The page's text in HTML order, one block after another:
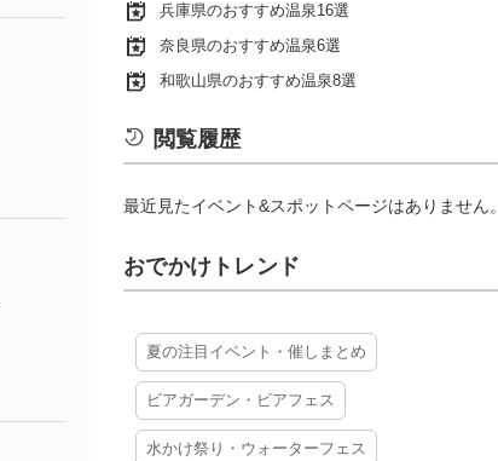
兵庫県のおすすめ温泉16選
奈良県のおすすめ温泉6選
和歌山県のおすすめ温泉8選
閲覧履歴
最近見たイベント&スポットページはありません。
おでかけトレンド
夏の注目イベント・催しまとめ
ビアガーデン・ビアフェス
水かけ祭り・ウォーターフェス